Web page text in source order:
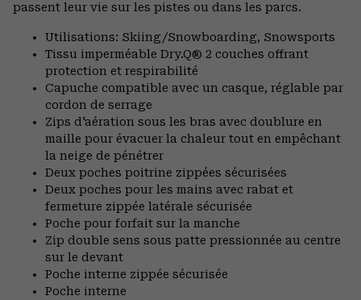
passent leur vie sur les pistes ou dans les parcs.
Utilisations: Skiing/Snowboarding, Snowsports
Tissu imperméable Dry.Q® 2 couches offrant
protection et respirabilité
Capuche compatible avec un casque, réglable par
cordon de serrage
Zips d'aération sous les bras avec doublure en
maille pour évacuer la chaleur tout en empêchant
la neige de pénétrer
Deux poches poitrine zippées sécurisées
Deux poches pour les mains avec rabat et
fermeture zippée latérale sécurisée
Poche pour forfait sur la manche
Zip double sens sous patte pressionnée au centre
sur le devant
Poche interne zippée sécurisée
Poche interne